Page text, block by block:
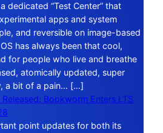
dedicated “Test Center” that
apps and system
and reversible on image-based
has always been that cool,
for people who live and breathe
atomically updated, super
a bit of a pain… […]
Bookworm Enters LTS
point updates for both its